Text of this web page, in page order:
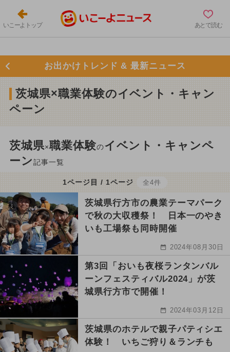
いこーよトップ あとで読む
お出かけトレンド & 最新ニュース
茨城県×職業体験のイベント・キャン
ペーン
茨城県×職業体験のイベント・キャンペ
ーン記事一覧
1ページ目 / 1ページ 全4件
茨城県行方市の農業テーマパーク
で秋の大収穫祭！ 日本一のやき
いも工場祭も同時開催
2024年08月30日
第3回「おいも夜桜ランタンバル
ーンフェスティバル2024」が茨
城県行方市で開催！
2024年03月12日
茨城県のホテルで親子パティシエ
体験！ いちご狩り＆ランチも